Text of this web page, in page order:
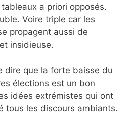
a priori opposés.
Voire triple car les
propagent aussi de
insidieuse.
dire que la forte baisse du
élections est un bon
idées extrémistes qui ont
tous les discours ambiants.